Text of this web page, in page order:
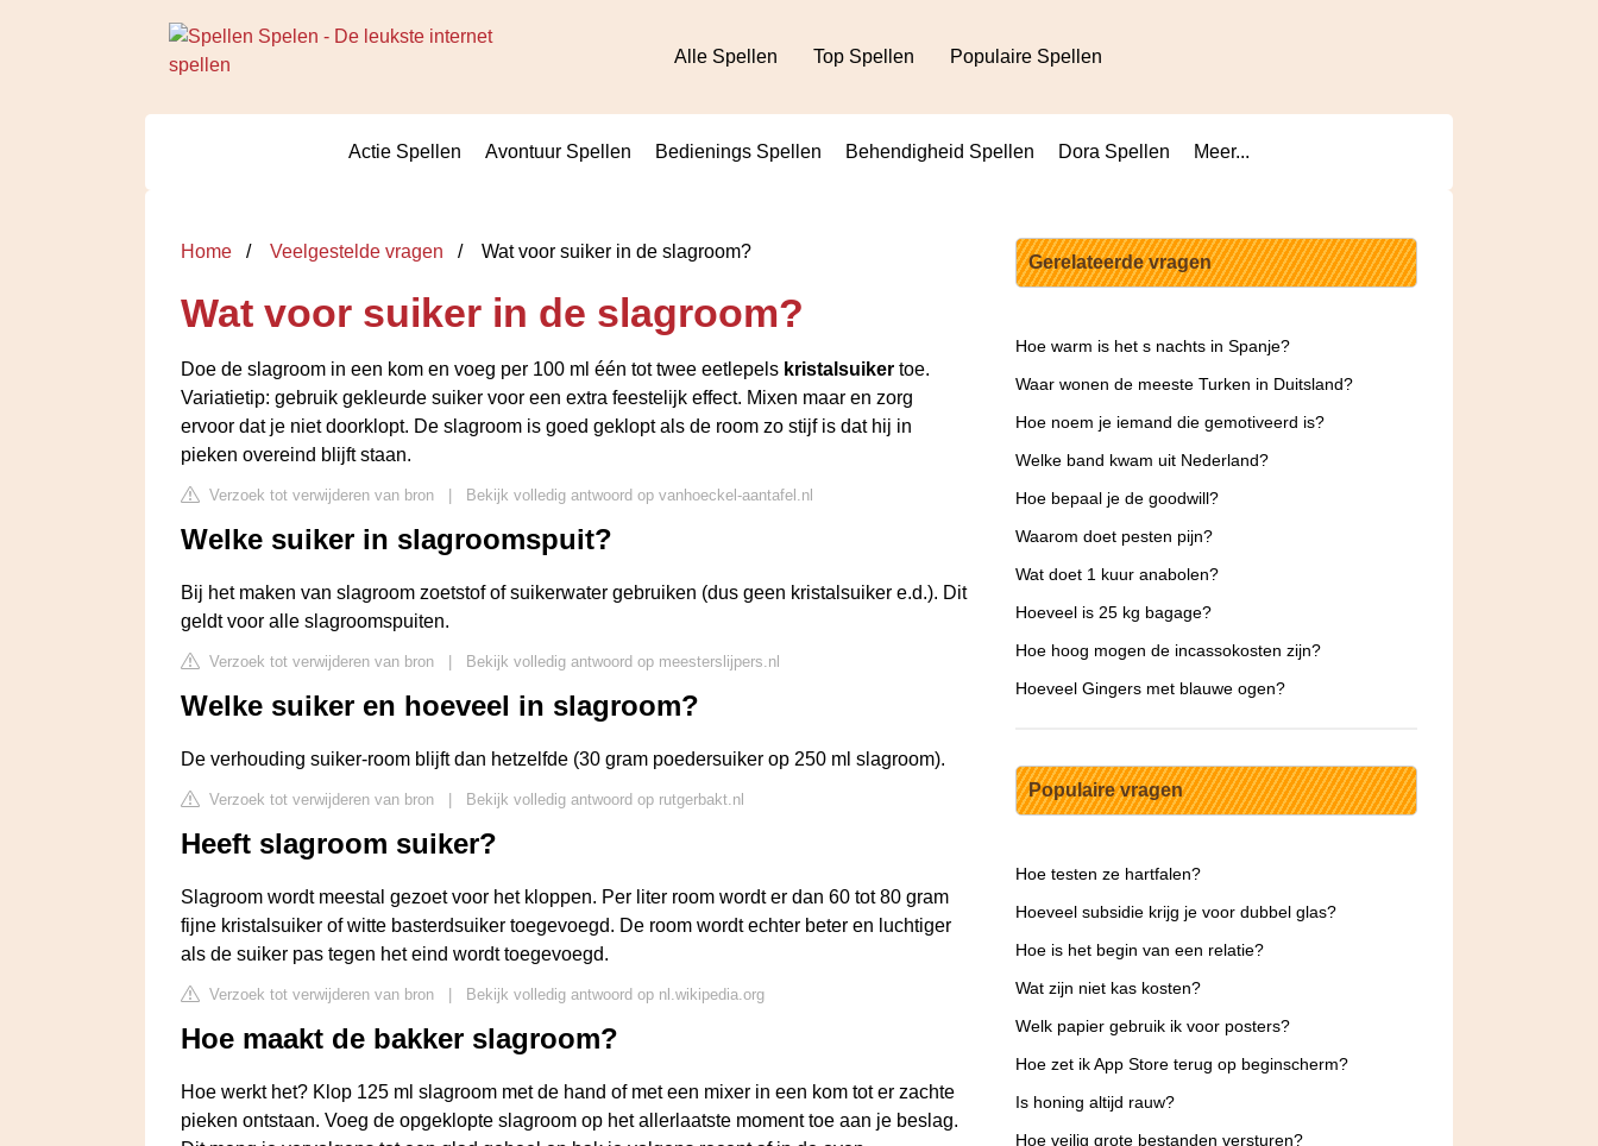
Alle Spellen Top Spellen Populaire Spellen
Actie Spellen Avontuur Spellen Bedienings Spellen Behendigheid Spellen Dora Spellen Meer...
Home Veelgestelde vragen Wat voor suiker in de slagroom?
Wat voor suiker in de slagroom?
Doe de slagroom in een kom en voeg per 100 ml één tot twee eetlepels kristalsuiker toe.
Variatietip: gebruik gekleurde suiker voor een extra feestelijk effect. Mixen maar en zorg
ervoor dat je niet doorklopt. De slagroom is goed geklopt als de room zo stijf is dat hij in
pieken overeind blijft staan.
Verzoek tot verwijderen van bron Bekijk volledig antwoord op vanhoeckel-aantafel.nl
Welke suiker in slagroomspuit?
Bij het maken van slagroom zoetstof of suikerwater gebruiken (dus geen kristalsuiker e.d.). Dit
geldt voor alle slagroomspuiten.
Verzoek tot verwijderen van bron Bekijk volledig antwoord op meesterslijpers.nl
Welke suiker en hoeveel in slagroom?
De verhouding suiker-room blijft dan hetzelfde (30 gram poedersuiker op 250 ml slagroom).
Verzoek tot verwijderen van bron Bekijk volledig antwoord op rutgerbakt.nl
Heeft slagroom suiker?
Slagroom wordt meestal gezoet voor het kloppen. Per liter room wordt er dan 60 tot 80 gram
fijne kristalsuiker of witte basterdsuiker toegevoegd. De room wordt echter beter en luchtiger
als de suiker pas tegen het eind wordt toegevoegd.
Verzoek tot verwijderen van bron Bekijk volledig antwoord op nl.wikipedia.org
Hoe maakt de bakker slagroom?
Hoe werkt het? Klop 125 ml slagroom met de hand of met een mixer in een kom tot er zachte
pieken ontstaan. Voeg de opgeklopte slagroom op het allerlaatste moment toe aan je beslag.
Gerelateerde vragen
Hoe warm is het s nachts in Spanje?
Waar wonen de meeste Turken in Duitsland?
Hoe noem je iemand die gemotiveerd is?
Welke band kwam uit Nederland?
Hoe bepaal je de goodwill?
Waarom doet pesten pijn?
Wat doet 1 kuur anabolen?
Hoeveel is 25 kg bagage?
Hoe hoog mogen de incassokosten zijn?
Hoeveel Gingers met blauwe ogen?
Populaire vragen
Hoe testen ze hartfalen?
Hoeveel subsidie krijg je voor dubbel glas?
Hoe is het begin van een relatie?
Wat zijn niet kas kosten?
Welk papier gebruik ik voor posters?
Hoe zet ik App Store terug op beginscherm?
Is honing altijd rauw?
Hoe veilig grote bestanden versturen?